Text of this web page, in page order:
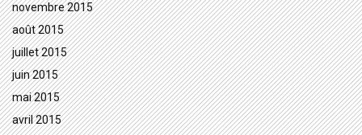
novembre 2015
août 2015
juillet 2015
juin 2015
mai 2015
avril 2015